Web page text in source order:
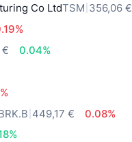
Co LtdTSM 356,06 €
€
0.04%
449,17 €
0.08%